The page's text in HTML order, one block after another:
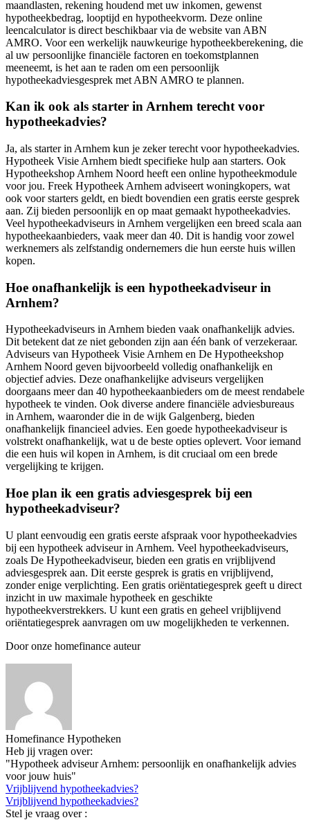
maandlasten, rekening houdend met uw inkomen, gewenst
hypotheekbedrag, looptijd en hypotheekvorm. Deze online
leencalculator is direct beschikbaar via de website van ABN
AMRO. Voor een werkelijk nauwkeurige hypotheekberekening, die
al uw persoonlijke financiële factoren en toekomstplannen
meeneemt, is het aan te raden om een persoonlijk
hypotheekadviesgesprek met ABN AMRO te plannen.
Kan ik ook als starter in Arnhem terecht voor
hypotheekadvies?
Ja, als starter in Arnhem kun je zeker terecht voor hypotheekadvies.
Hypotheek Visie Arnhem biedt specifieke hulp aan starters. Ook
Hypotheekshop Arnhem Noord heeft een online hypotheekmodule
voor jou. Freek Hypotheek Arnhem adviseert woningkopers, wat
ook voor starters geldt, en biedt bovendien een gratis eerste gesprek
aan. Zij bieden persoonlijk en op maat gemaakt hypotheekadvies.
Veel hypotheekadviseurs in Arnhem vergelijken een breed scala aan
hypotheekaanbieders, vaak meer dan 40. Dit is handig voor zowel
werknemers als zelfstandig ondernemers die hun eerste huis willen
kopen.
Hoe onafhankelijk is een hypotheekadviseur in
Arnhem?
Hypotheekadviseurs in Arnhem bieden vaak onafhankelijk advies.
Dit betekent dat ze niet gebonden zijn aan één bank of verzekeraar.
Adviseurs van Hypotheek Visie Arnhem en De Hypotheekshop
Arnhem Noord geven bijvoorbeeld volledig onafhankelijk en
objectief advies. Deze onafhankelijke adviseurs vergelijken
doorgaans meer dan 40 hypotheekaanbieders om de meest rendabele
hypotheek te vinden. Ook diverse andere financiële adviesbureaus
in Arnhem, waaronder die in de wijk Galgenberg, bieden
onafhankelijk financieel advies. Een goede hypotheekadviseur is
volstrekt onafhankelijk, wat u de beste opties oplevert. Voor iemand
die een huis wil kopen in Arnhem, is dit cruciaal om een brede
vergelijking te krijgen.
Hoe plan ik een gratis adviesgesprek bij een
hypotheekadviseur?
U plant eenvoudig een gratis eerste afspraak voor hypotheekadvies
bij een hypotheek adviseur in Arnhem. Veel hypotheekadviseurs,
zoals De Hypotheekadviseur, bieden een gratis en vrijblijvend
adviesgesprek aan. Dit eerste gesprek is gratis en vrijblijvend,
zonder enige verplichting. Een gratis oriëntatiegesprek geeft u direct
inzicht in uw maximale hypotheek en geschikte
hypotheekverstrekkers. U kunt een gratis en geheel vrijblijvend
oriëntatiegesprek aanvragen om uw mogelijkheden te verkennen.
Door onze homefinance auteur
Homefinance Hypotheken
Heb jij vragen over:
"Hypotheek adviseur Arnhem: persoonlijk en onafhankelijk advies
voor jouw huis"
Vrijblijvend hypotheekadvies?
Vrijblijvend hypotheekadvies?
Stel je vraag over :